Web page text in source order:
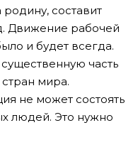
составит
Движение рабочей
и будет всегда.
часть
мира.
не может состоять
людей. Это нужно